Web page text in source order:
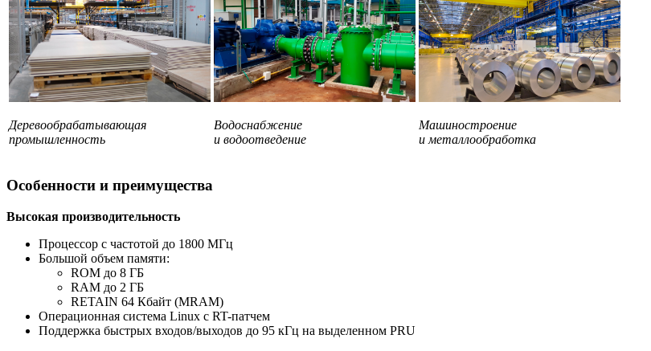
Деревообрабатывающая
промышленность
Водоснабжение
и водоотведение
Машиностроение
и металлообработка
Особенности и преимущества
Высокая производительность
Процессор с частотой до 1800 МГц
Большой объем памяти:
ROM до 8 ГБ
RAM до 2 ГБ
RETAIN 64 Кбайт (MRAM)
Операционная система Linux с RT-патчем
Поддержка быстрых входов/выходов до 95 кГц на выделенном PRU